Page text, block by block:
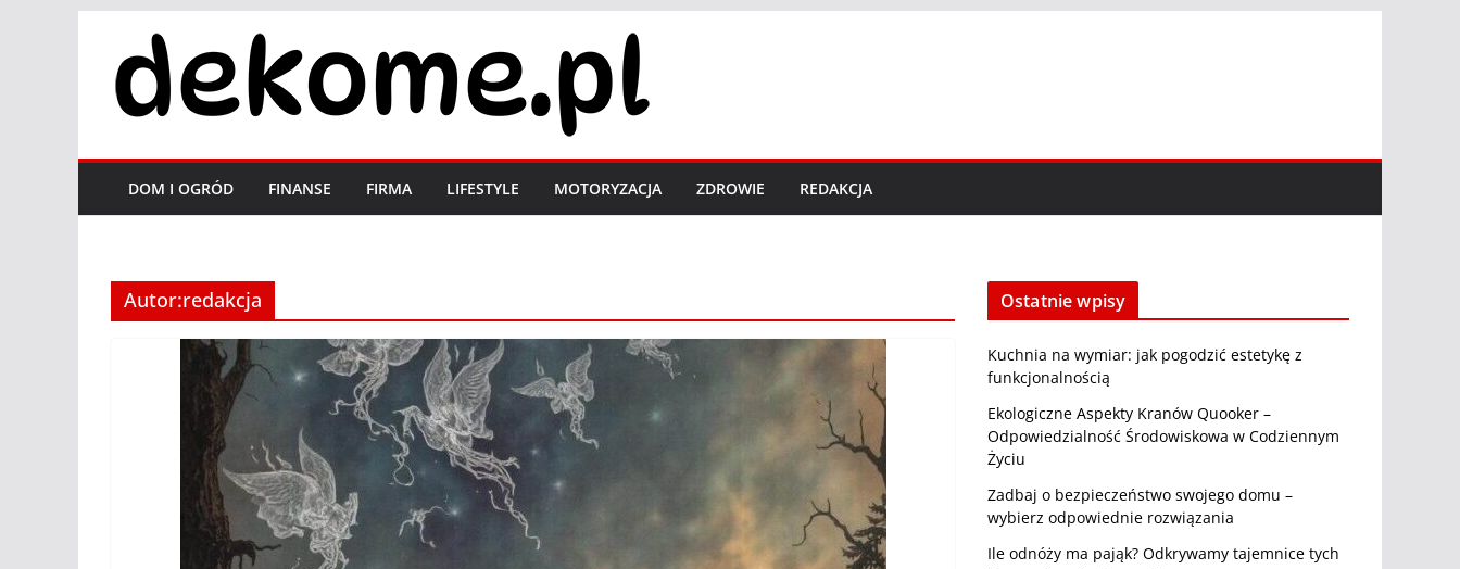
treści
DOM I OGRÓD FINANSE FIRMA LIFESTYLE MOTORYZACJA ZDROWIE REDAKCJA
Autor:redakcja Ostatnie wpisy
Kuchnia na wymiar: jak pogodzić estetykę z
funkcjonalnością
Ekologiczne Aspekty Kranów Quooker –
Odpowiedzialność Środowiskowa w Codziennym
Życiu
Zadbaj o bezpieczeństwo swojego domu –
wybierz odpowiednie rozwiązania
Ile odnóży ma pająk? Odkrywamy tajemnice tych